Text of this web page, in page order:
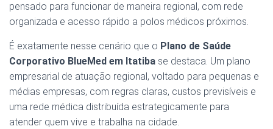
pensado para funcionar de maneira regional, com rede
organizada e acesso rápido a polos médicos próximos.
É exatamente nesse cenário que o Plano de Saúde
Corporativo BlueMed em Itatiba se destaca. Um plano
empresarial de atuação regional, voltado para pequenas e
médias empresas, com regras claras, custos previsíveis e
uma rede médica distribuída estrategicamente para
atender quem vive e trabalha na cidade.